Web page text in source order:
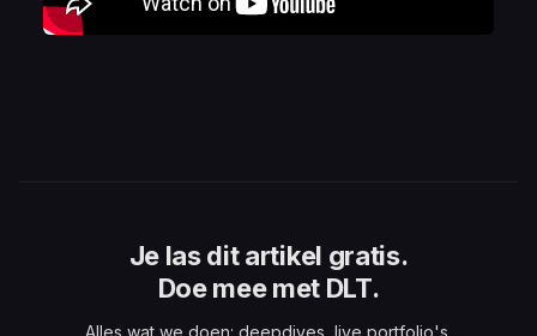
Je las dit artikel gratis.
Doe mee met DLT.